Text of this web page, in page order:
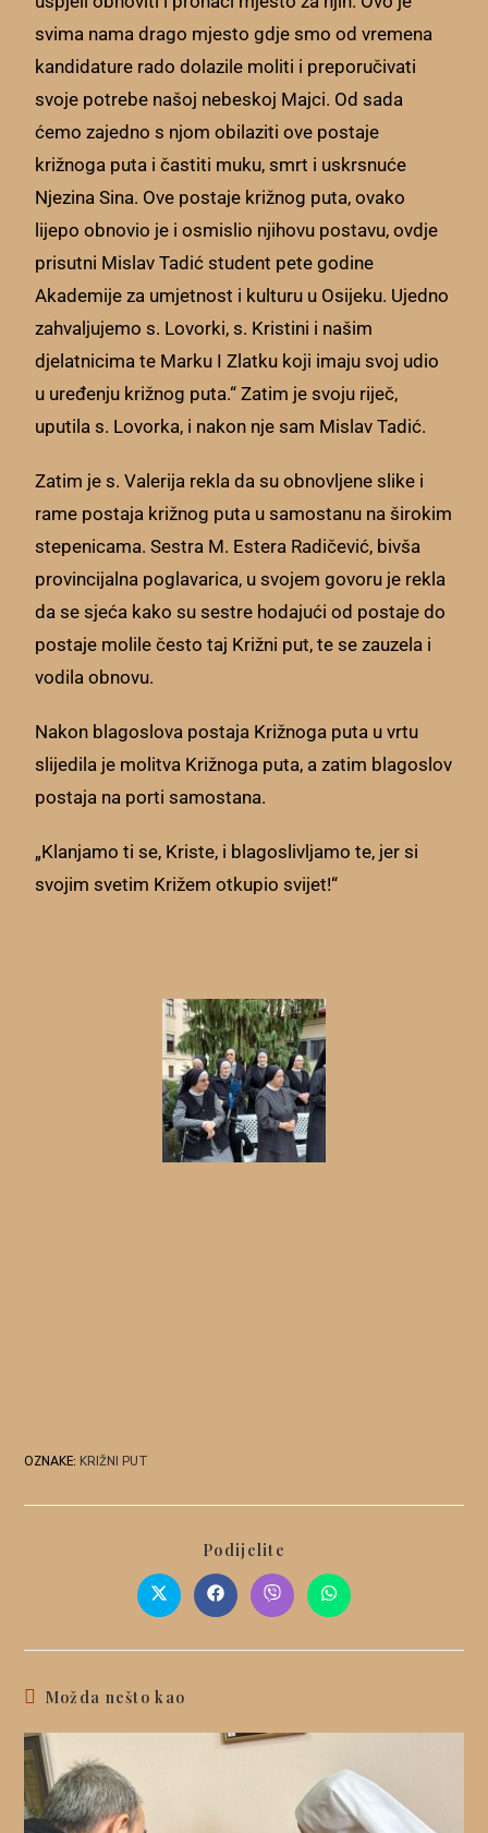
svima nama drago mjesto gdje smo od vremena
kandidature rado dolazile moliti i preporučivati
svoje potrebe našoj nebeskoj Majci. Od sada
ćemo zajedno s njom obilaziti ove postaje
križnoga puta i častiti muku, smrt i uskrsnuće
Njezina Sina. Ove postaje križnog puta, ovako
lijepo obnovio je i osmislio njihovu postavu, ovdje
prisutni Mislav Tadić student pete godine
Akademije za umjetnost i kulturu u Osijeku. Ujedno
zahvaljujemo s. Lovorki, s. Kristini i našim
djelatnicima te Marku I Zlatku koji imaju svoj udio
u uređenju križnog puta.“ Zatim je svoju riječ,
uputila s. Lovorka, i nakon nje sam Mislav Tadić.
Zatim je s. Valerija rekla da su obnovljene slike i
rame postaja križnog puta u samostanu na širokim
stepenicama. Sestra M. Estera Radičević, bivša
provincijalna poglavarica, u svojem govoru je rekla
da se sjeća kako su sestre hodajući od postaje do
postaje molile često taj Križni put, te se zauzela i
vodila obnovu.
Nakon blagoslova postaja Križnoga puta u vrtu
slijedila je molitva Križnoga puta, a zatim blagoslov
postaja na porti samostana.
„Klanjamo ti se, Kriste, i blagoslivljamo te, jer si
svojim svetim Križem otkupio svijet!“
OZNAKE: KRIŽNI PUT
Podijelite
Možda nešto kao